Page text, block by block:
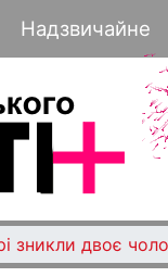
Надзвичайне
зникли двоє